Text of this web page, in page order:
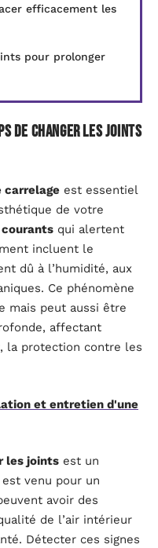
efficacement les
pour prolonger
de changer les joints
carrelage est essentiel
de votre
qui alertent
incluent le
dû à l’humidité, aux
Ce phénomène
mais peut aussi être
affectant
la protection contre les
et entretien d'une
les joints est un
venu pour un
avoir des
de l’air intérieur
Détecter ces signes